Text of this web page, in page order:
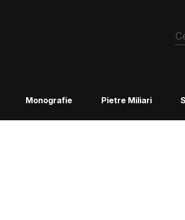
Monografie Pietre Miliari